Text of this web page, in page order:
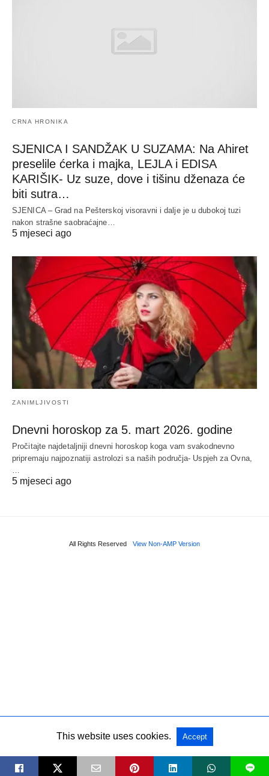
CRNA HRONIKA
SJENICA I SANDŽAK U SUZAMA: Na Ahiret
preselile ćerka i majka, LEJLA i EDISA
KARIŠIK- Uz suze, dove i tišinu dženaza će
biti sutra…
SJENICA – Grad na Pešterskoj visoravni i dalje je u dubokoj tuzi
nakon strašne saobraćajne…
5 mjeseci ago
ZANIMLJIVOSTI
Dnevni horoskop za 5. mart 2026. godine
Pročitajte najdetaljniji dnevni horoskop koga vam svakodnevno
pripremaju najpoznatiji astrolozi sa naših područja- Uspjeh za Ovna,
…
5 mjeseci ago
All Rights Reserved View Non-AMP Version
L
This website uses cookies. Accept